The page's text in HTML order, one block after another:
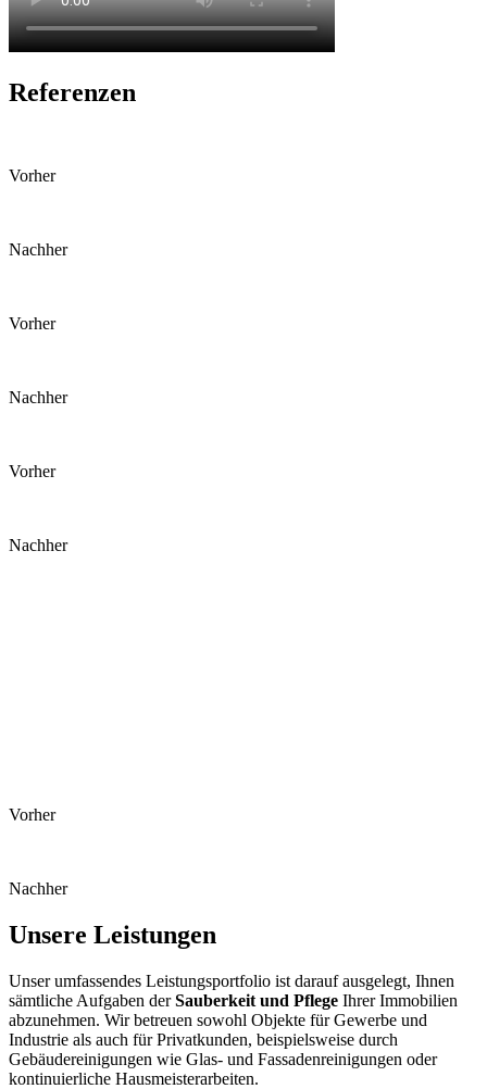
Referenzen
Vorher
Nachher
Vorher
Nachher
Vorher
Nachher
Vorher
Nachher
Unsere Leistungen
Unser umfassendes Leistungsportfolio ist darauf ausgelegt, Ihnen
sämtliche Aufgaben derSauberkeit und Pflege Ihrer Immobilien
abzunehmen. Wir betreuen sowohl Objekte für Gewerbe und
Industrie als auch für Privatkunden, beispielsweise durch
Gebäudereinigungen wie Glas- und Fassadenreinigungen oder
kontinuierliche Hausmeisterarbeiten.